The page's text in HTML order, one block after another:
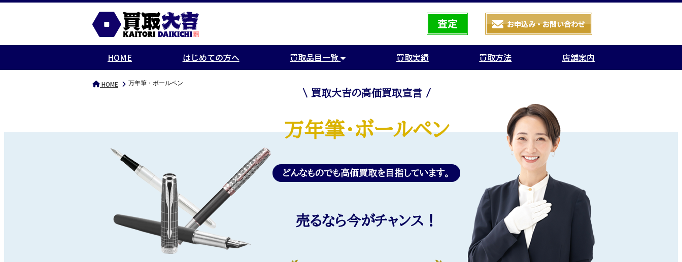
HOME はじめての方へ 買取品目一覧 買取実績 買取方法 店舗案内
HOME 万年筆・ボールペン
\ 買取大吉の高価買取宣言 /
万年筆・ボールペン
どんなものでも高価買取を目指しています。
売るなら今がチャンス！